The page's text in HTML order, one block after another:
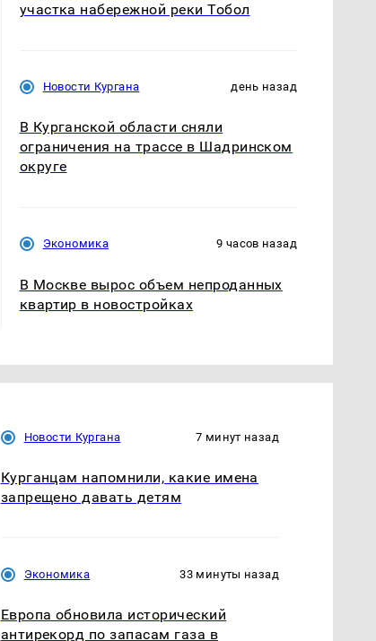
В ОАЭ произошло
жестокое убийство
криптомиллионера
Все новости по
Кавказе: читать здесь
участка набережной реки Тобол
Новости Кургана день назад
В Курганской области сняли
ограничения на трассе в Шадринском
округе
Экономика 9 часов назад
В Москве вырос объем непроданных
квартир в новостройках
Новости Кургана 7 минут назад
Курганцам напомнили, какие имена
запрещено давать детям
Экономика 33 минуты назад
Европа обновила исторический
антирекорд по запасам газа в